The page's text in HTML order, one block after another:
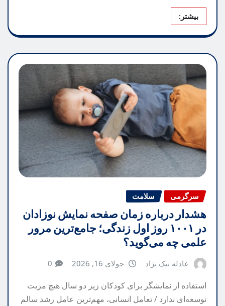
بیشتر:
سرگرمی سلامت
هشدار درباره زمان صفحه نمایش نوزادان
در ۱۰۰۱ روز اول زندگی؛ جامع‌ترین مرور
علمی چه می‌گوید؟
عادله نیک نژاد جولای 16, 2026 0
استفاده از نمایشگر برای کودکان زیر دو سال هیچ مزیت
توسعه‌ای ندارد / تعامل انسانی، مهم‌ترین عامل رشد سالم